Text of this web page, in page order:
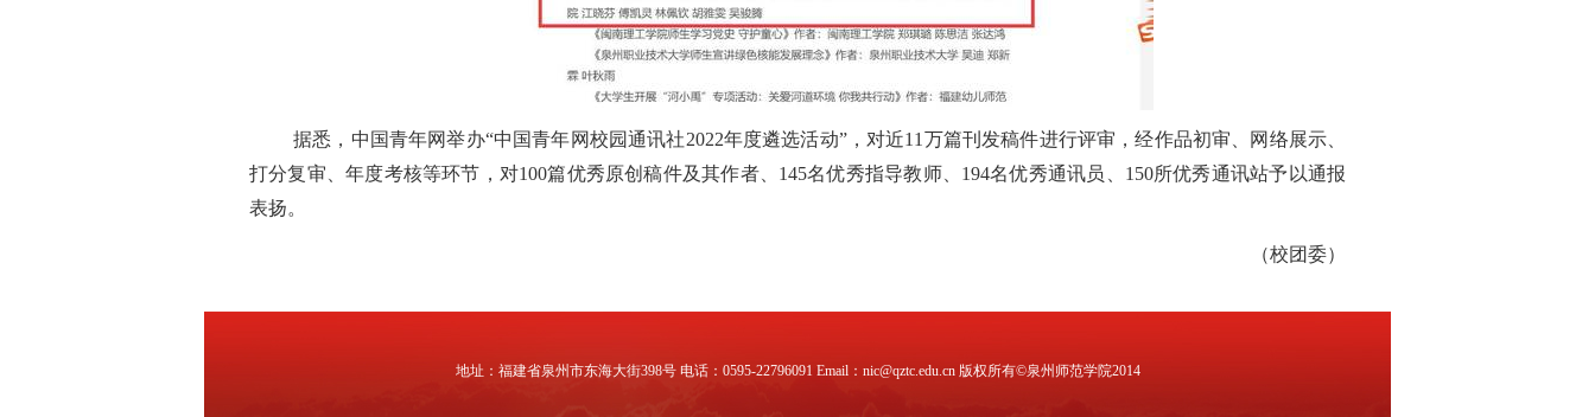
据悉，中国青年网举办“中国青年网校园通讯社2022年度遴选活动”，对近11万篇刊发稿件进行评审 ，经作品初审、网络展示、
打分复审、年度考核等环节 ， 对100篇优秀原创稿件及其作者、 145名优秀指导教师、194名优秀通讯员、150所优秀通讯站予以通报
表扬。
（校团委）
地址：福建省泉州市东海大街398号 电话：0595-22796091 Email：nic@qztc.edu.cn 版权所有©泉州师范学院2014